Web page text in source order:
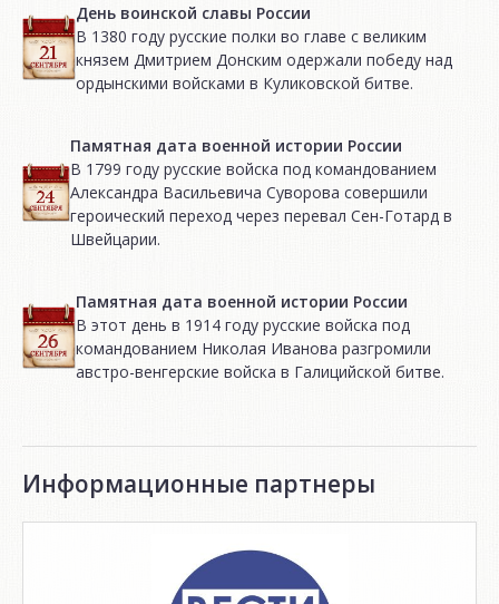
День воинской славы России
В 1380 году русские полки во главе с великим
князем Дмитрием Донским одержали победу над
ордынскими войсками в Куликовской битве.
Памятная дата военной истории России
В 1799 году русские войска под командованием
Александра Васильевича Суворова совершили
героический переход через перевал Сен-Готард в
Швейцарии.
Памятная дата военной истории России
В этот день в 1914 году русские войска под
командованием Николая Иванова разгромили
австро-венгерские войска в Галицийской битве.
Информационные партнеры